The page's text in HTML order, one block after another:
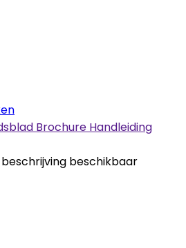
Brochure Handleiding
beschikbaar